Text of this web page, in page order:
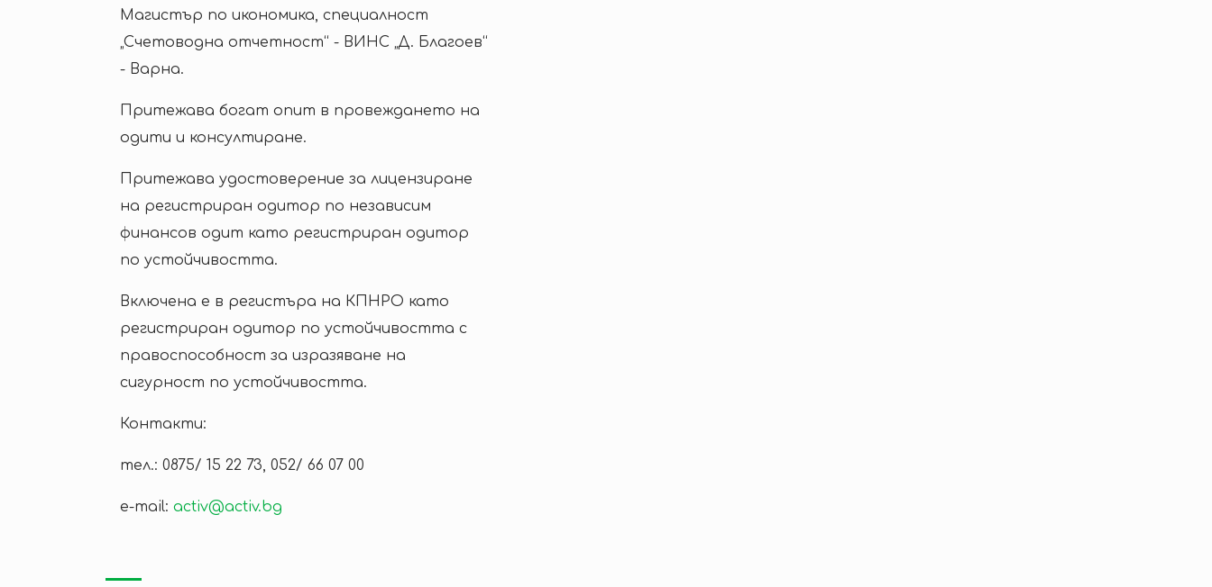
Магистър по икономика, специалност
„Счетоводна отчетност“ - ВИНС „Д. Благоев“
- Варна.
Притежава богат опит в провеждането на
одити и консултиране.
Притежава удостоверение за лицензиране
на регистриран одитор по независим
финансов одит като регистриран одитор
по устойчивостта.
Включена е в регистъра на КПНРО като
регистриран одитор по устойчивостта с
правоспособност за изразяване на
сигурност по устойчивостта.
Контакти:
тел.: 0875/ 15 22 73, 052/ 66 07 00
e-mail: activ@activ.bg